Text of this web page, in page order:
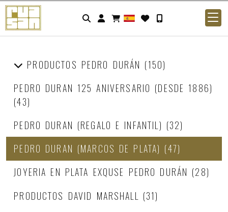
Identifícate
PRODUCTOS PEDRO DURÁN (150)
PEDRO DURAN 125 ANIVERSARIO (DESDE 1886)
(43)
PEDRO DURAN (REGALO E INFANTIL) (32)
PEDRO DURAN (MARCOS DE PLATA) (47)
JOYERIA EN PLATA EXQUSE PEDRO DURÁN (28)
PRODUCTOS DAVID MARSHALL (31)